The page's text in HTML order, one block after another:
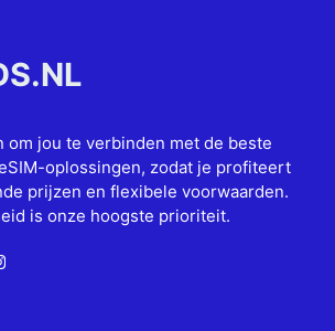
om jou te verbinden met de beste
oplossingen, zodat je profiteert
prijzen en flexibele voorwaarden.
is onze hoogste prioriteit.